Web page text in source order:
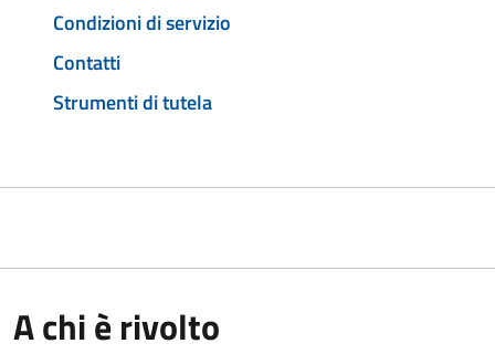
Condizioni di servizio
Contatti
Strumenti di tutela
A chi è rivolto